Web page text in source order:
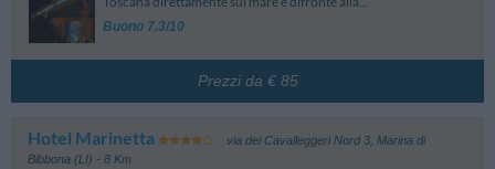
Buono 7.3/10
Prezzi da € 85
Hotel Marinetta via dei Cavalleggeri Nord 3, Marina di
Bibbona (LI) - 8 Km